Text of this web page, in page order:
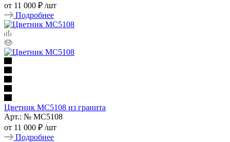
от 11 000 ₽ /шт
Подробнее
Цветник МС5108 из гранита
Арт.: № МС5108
от 11 000 ₽ /шт
Подробнее